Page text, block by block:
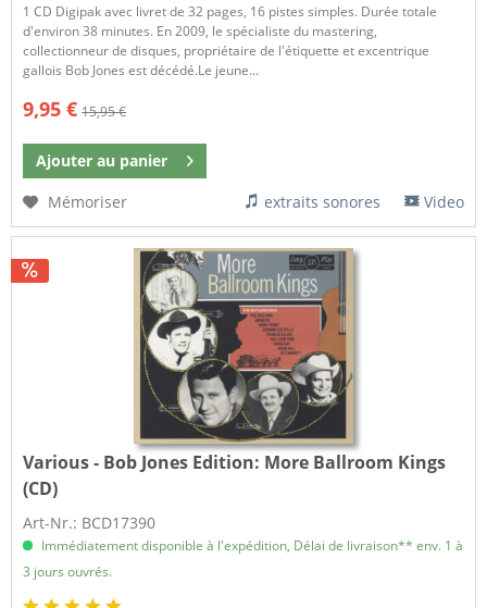
1 CD Digipak avec livret de 32 pages, 16 pistes simples. Durée totale
d'environ 38 minutes. En 2009, le spécialiste du mastering,
collectionneur de disques, propriétaire de l'étiquette et excentrique
gallois Bob Jones est décédé.Le jeune...
9,95 € 15,95 €
Ajouter au panier
Mémoriser
extraits sonores Video
Various - Bob Jones Edition: More Ballroom Kings
(CD)
Art-Nr.: BCD17390
Immédiatement disponible à l'expédition, Délai de livraison** env. 1 à
3 jours ouvrés.